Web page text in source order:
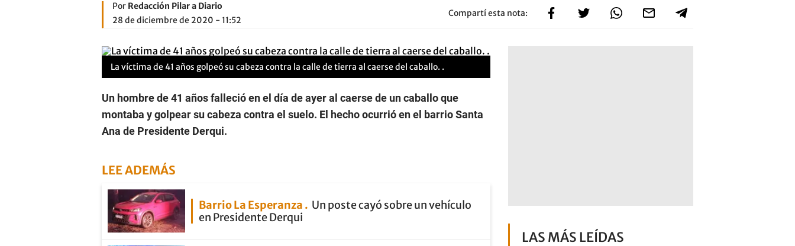
Por Redacción Pilar a Diario
28 de diciembre de 2020 - 11:52
Compartí esta nota:
La víctima de 41 años golpeó su cabeza contra la calle de tierra al caerse del caballo. .
Un hombre de 41 años falleció en el día de ayer al caerse de un caballo que
montaba y golpear su cabeza contra el suelo. El hecho ocurrió en el barrio Santa
Ana de Presidente Derqui.
LEE ADEMÁS
Barrio La Esperanza
Un poste cayó sobre un vehículo
en Presidente Derqui
LAS MÁS LEÍDAS